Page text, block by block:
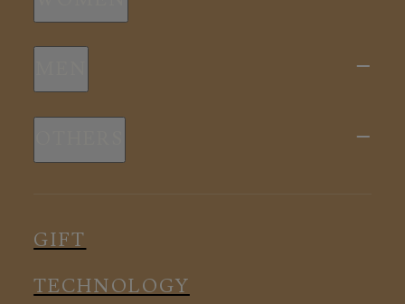
新商品
スリープウェア
ルームウェア
アクセサリー
新商品
ルームウェア
アクセサリー
GIFT
TECHNOLOGY